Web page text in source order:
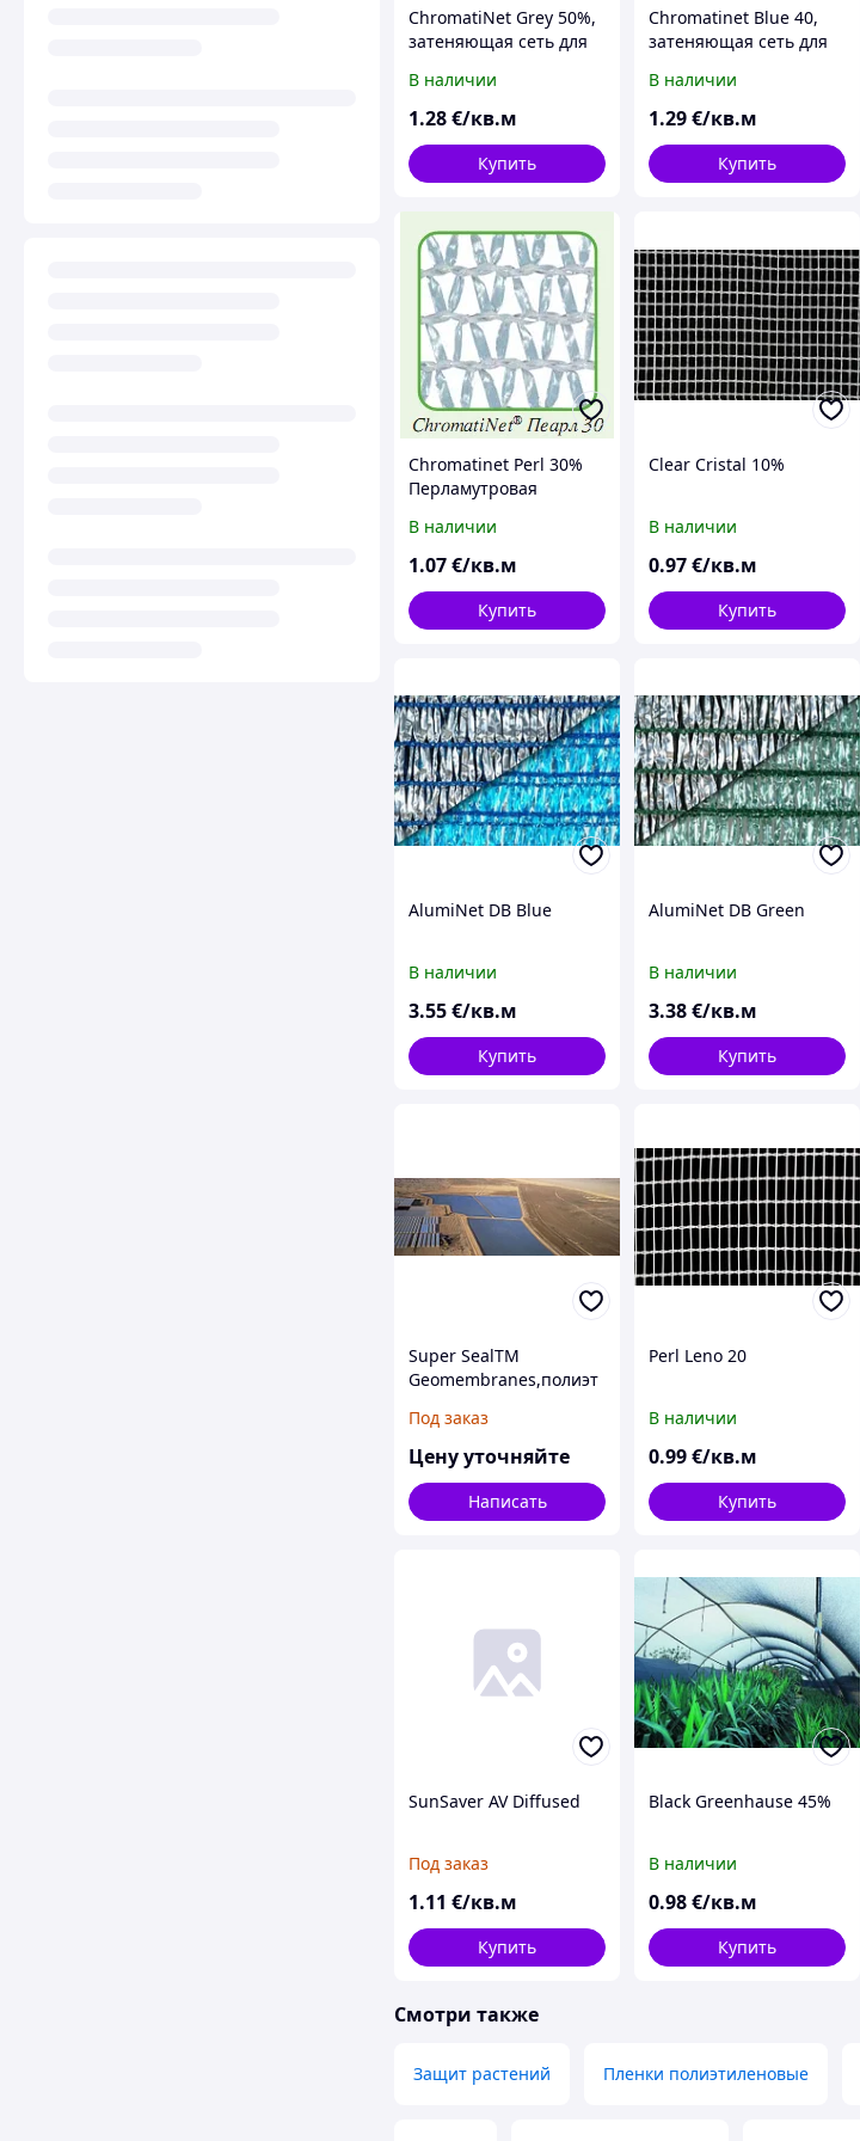
ChromatiNet Grey 50%,
затеняющая сеть для
растений серого цвета
В наличии
1.28€/кв.м
Купить
Chromatinet Blue 40,
затеняющая сеть для
растений голубого
цвета
В наличии
1.29€/кв.м
Купить
Chromatinet Perl 30%
Перламутровая
В наличии
1.07€/кв.м
Купить
Clear Cristal 10%
В наличии
0.97€/кв.м
Купить
AlumiNet DB Blue
В наличии
3.55€/кв.м
Купить
AlumiNet DB Green
В наличии
3.38€/кв.м
Купить
Super SealTM
Geomembranes,полиэт
устройства водоемов
Под заказ
Цену уточняйте
Написать
Perl Leno 20
В наличии
0.99€/кв.м
Купить
SunSaver AV Diffused
Под заказ
1.11 €/кв.м
Купить
Black Greenhause 45%
В наличии
0.98€/кв.м
Купить
Смотри также
Защит растений Пленки полиэтиленовые